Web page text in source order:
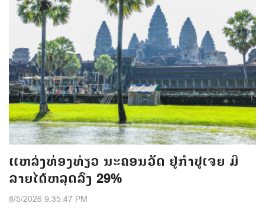
ແຫລ່ງທ່ອງທ່ຽວ ນະຄອນວັດ ຢູ່ກຳປູເຈຍ ມີ
ລາຍໄດ້ຫລຸດລົງ 29%
8/5/2026 9:35:47 PM